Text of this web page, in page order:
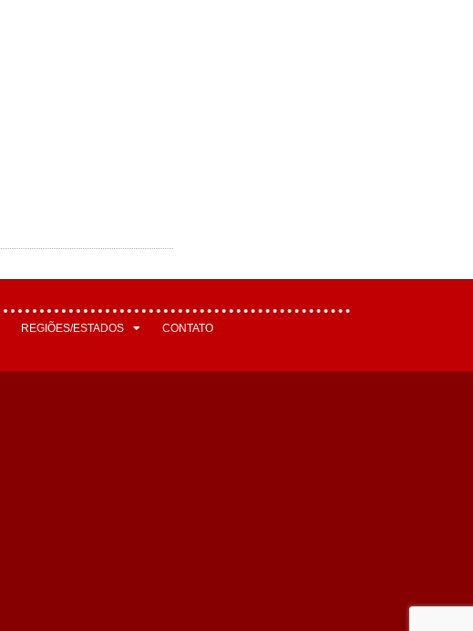
REGIÕES/ESTADOS CONTATO